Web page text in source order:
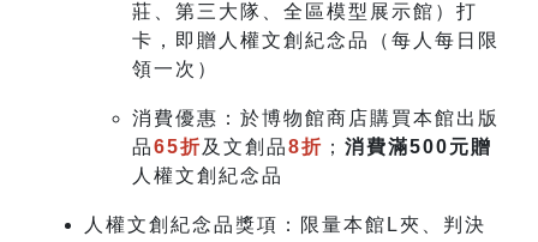
莊、第三大隊、全區模型展示館）打
卡，即贈 人權文創紀念品（每人每日限
領一次）
消費優惠：於博物館商店購買本館出版
品65折及文創品8折 ； 消費滿500元贈
人權文創紀念品
人權文創紀念品獎項：
限量本館L夾、判決